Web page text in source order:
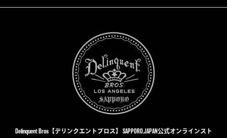
Delinquent Bros【デリンクエントブロス】 SAPPORO,JAPAN公式オンラインスト